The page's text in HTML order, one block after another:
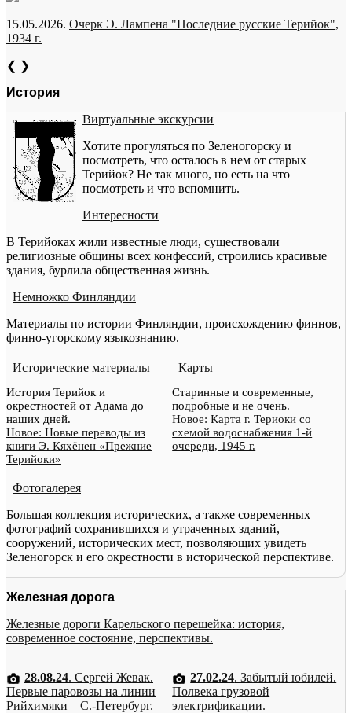
15.05.2026. Очерк Э. Лампена "Последние русские Терийок",
1934 г.
❮ ❯
История
Виртуальные экскурсии
Хотите прогуляться по Зеленогорску и
посмотреть, что осталось в нем от старых
Терийок? Не так много, но есть на что
посмотреть и что вспомнить.
Интересности
В Терийоках жили известные люди, существовали
религиозные общины всех конфессий, строились красивые
здания, бурлила общественная жизнь.
Немножко Финляндии
Материалы по истории Финляндии, происхождению финнов,
финно-угорскому языкознанию.
Исторические материалы
История Терийок и
окрестностей от Адама до
наших дней.
Новое: Новые переводы из
книги Э. Кяхёнен «Прежние
Терийоки»
Карты
Старинные и современные,
подробные и не очень.
Новое: Карта г. Териоки со
схемой водоснабжения 1-й
очереди, 1945 г.
Фотогалерея
Большая коллекция исторических, а также современных
фотографий сохранившихся и утраченных зданий,
сооружений, исторических мест, позволяющих увидеть
Зеленогорск и его окрестности в исторической перспективе.
Железная дорога
Железные дороги Карельского перешейка: история,
современное состояние, перспективы.
28.08.24. Сергей Жевак.
Первые паровозы на линии
Рийхимяки – С.-Петербург.
27.02.24. Забытый юбилей.
Полвека грузовой
электрификации.